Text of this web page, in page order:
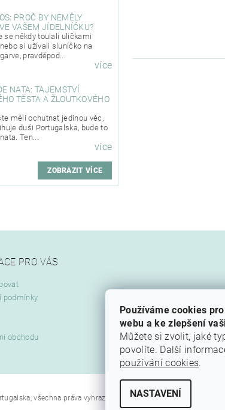
PROČ BY NEMĚLY
VAŠEM JÍDELNÍČKU?
se někdy toulali uličkami
si užívali sluníčko na
pravděpod...
více
NATA: TAJEMSTVÍ
TĚSTA A ŽLOUTKOVÉHO
měli ochutnat jedinou věc,
duši Portugalska, bude to
Ten...
více
ZOBRAZIT VÍCE
PRO VÁS
podmínky
obchodu
všechna práva vyhrazena Upravit nastavení cookies
Používáme cookies
webu a ke zlepšení
Můžete si zvolit, jaké
povolíte. Další
používání cookies.
NASTAVENÍ